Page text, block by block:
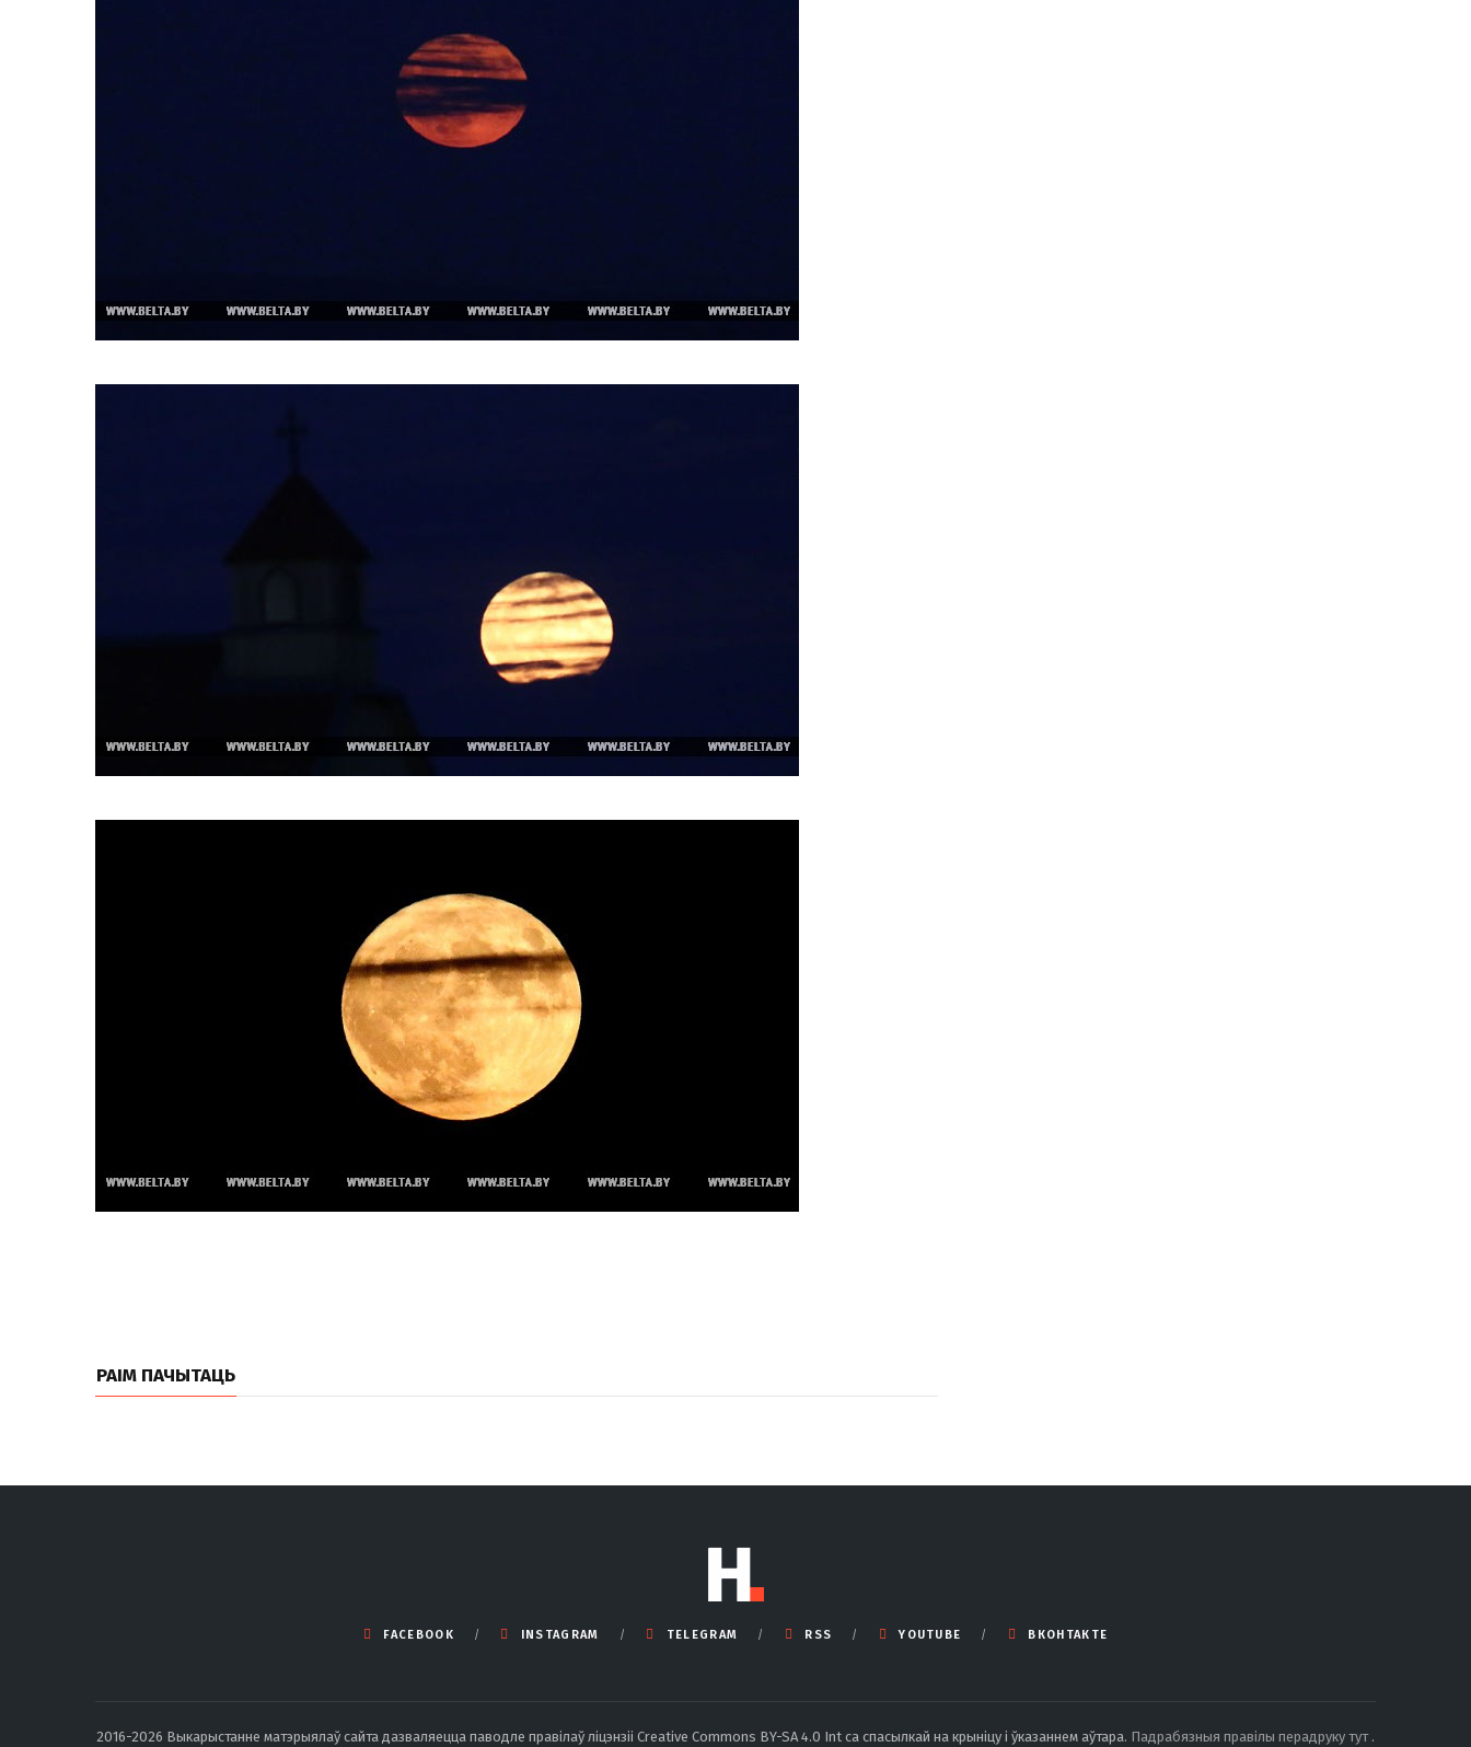
РАІМ ПАЧЫТАЦЬ
FACEBOOK INSTAGRAM TELEGRAM RSS YOUTUBE ВКОНТАКТЕ
2016-2026 Выкарыстанне матэрыялаў сайта дазваляецца паводле правілаў ліцэнзіі Creative Commons BY-SA 4.0 Int са спасылкай на крыніцу і ўказаннем аўтара. Падрабязныя правілы перадруку тут .